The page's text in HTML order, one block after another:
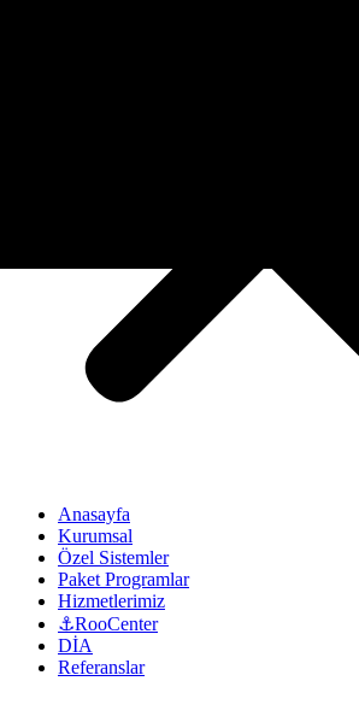
Anasayfa
Kurumsal
Özel Sistemler
Paket Programlar
Hizmetlerimiz
⚓RooCenter
DİA
Referanslar